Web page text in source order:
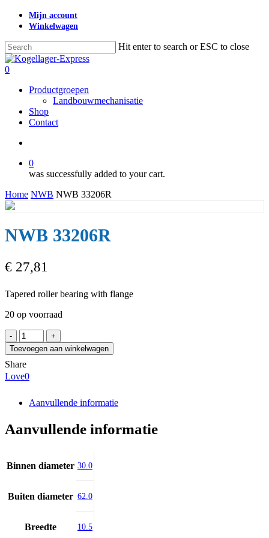
Skip
content
Mijn account
Winkelwagen
Hit enter to search or ESC to close
Close
Search
search
0
Productgroepen
Landbouwmechanisatie
Shop
Contact
0
was successfully added to your cart.
Home NWB NWB 33206R
NWB 33206R
€ 27,81
Tapered roller bearing with flange
20 op voorraad
NWB
33206R
aantal
Toevoegen aan winkelwagen
Share
Love0
Aanvullende informatie
Aanvullende informatie
Binnen diameter 30.0
Buiten diameter 62.0
Breedte 10.5